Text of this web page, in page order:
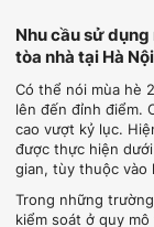
Nhu cầu sử
tòa nhà tại Hà Nội
Có thể nói mùa hè
lên đến đỉnh điểm.
cao vượt kỷ lục.
được thực hiện
gian, tùy thuộc vào
Trong những
kiểm soát ở quy